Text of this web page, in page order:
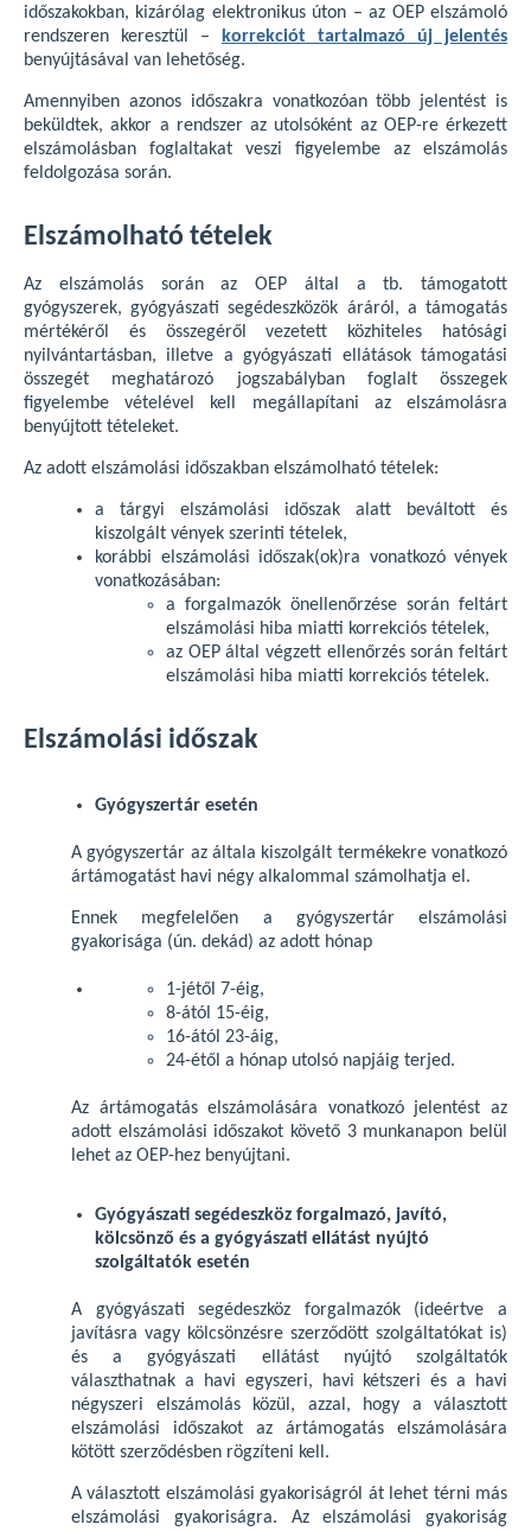
időszakokban, kizárólag elektronikus úton – az OEP elszámoló
rendszeren keresztül –
korrekciót tartalmazó új jelentés
benyújtásával van lehetőség.
Amennyiben azonos időszakra vonatkozóan több jelentést is
beküldtek, akkor a rendszer az utolsóként az OEP-re érkezett
elszámolásban foglaltakat veszi figyelembe az elszámolás
feldolgozása során.
Elszámolható tételek
Az elszámolás során az OEP által a tb. támogatott
gyógyszerek, gyógyászati segédeszközök áráról, a támogatás
mértékéről és összegéről vezetett közhiteles hatósági
nyilvántartásban, illetve a gyógyászati ellátások támogatási
összegét meghatározó jogszabályban foglalt összegek
figyelembe vételével kell megállapítani az elszámolásra
benyújtott tételeket.
Az adott elszámolási időszakban elszámolható tételek:
a tárgyi elszámolási időszak alatt beváltott és
kiszolgált vények szerinti tételek,
korábbi elszámolási időszak(ok)ra vonatkozó vények
vonatkozásában:
a forgalmazók önellenőrzése során feltárt
elszámolási hiba miatti korrekciós tételek,
az OEP által végzett ellenőrzés során feltárt
elszámolási hiba miatti korrekciós tételek.
Elszámolási időszak
Gyógyszertár esetén
A gyógyszertár az általa kiszolgált termékekre vonatkozó
ártámogatást havi négy alkalommal számolhatja el.
Ennek megfelelően a gyógyszertár elszámolási
gyakorisága (ún. dekád) az adott hónap
1-jétől 7-éig,
8-ától 15-éig,
16-ától 23-áig,
24-étől a hónap utolsó napjáig terjed.
Az ártámogatás elszámolására vonatkozó jelentést az
adott elszámolási időszakot követő 3 munkanapon belül
lehet az OEP-hez benyújtani.
Gyógyászati segédeszköz forgalmazó, javító,
kölcsönző és a gyógyászati ellátást nyújtó
szolgáltatók esetén
A gyógyászati segédeszköz forgalmazók (ideértve a
javításra vagy kölcsönzésre szerződött szolgáltatókat is)
és a gyógyászati ellátást nyújtó szolgáltatók
választhatnak a havi egyszeri, havi kétszeri és a havi
négyszeri elszámolás közül, azzal, hogy a választott
elszámolási időszakot az ártámogatás elszámolására
kötött szerződésben rögzíteni kell.
A választott elszámolási gyakoriságról át lehet térni más
elszámolási gyakoriságra. Az elszámolási gyakoriság